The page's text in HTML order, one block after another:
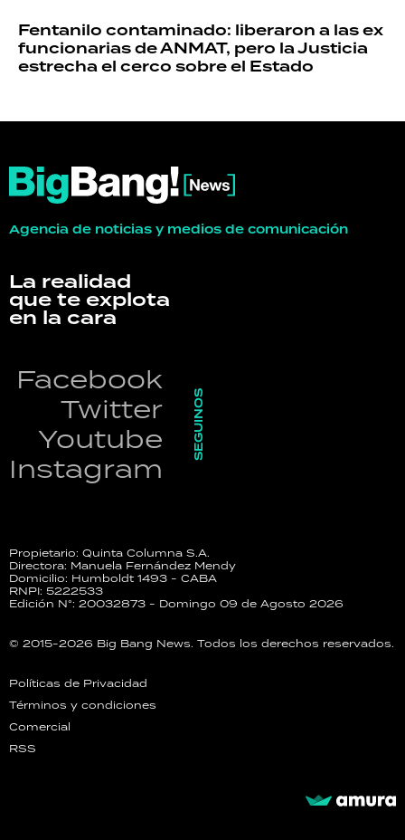
Fentanilo contaminado: liberaron a las ex
funcionarias de ANMAT, pero la Justicia
estrecha el cerco sobre el Estado
Agencia de noticias y medios de comunicación
La realidad
que te explota
en la cara
Facebook
Twitter
Youtube
Instagram
SEGUINOS
Propietario: Quinta Columna S.A.
Directora: Manuela Fernández Mendy
Domicilio: Humboldt 1493 - CABA
RNPI: 5222533
Edición N°: 20032873 - Domingo 09 de Agosto 2026
© 2015-2026 Big Bang News. Todos los derechos reservados.
Políticas de Privacidad
Términos y condiciones
Comercial
RSS